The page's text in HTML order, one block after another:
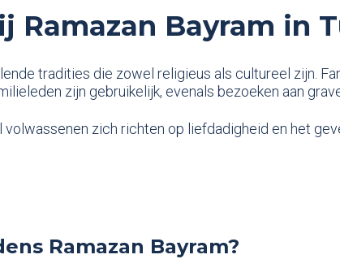
Ramazan Bayram in
tradities die zowel religieus als cultureel zijn.
zijn gebruikelijk, evenals bezoeken aan
zich richten op liefdadigheid en het
Ramazan Bayram?